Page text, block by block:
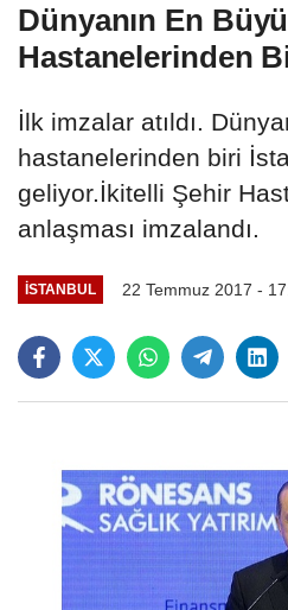
Dünyanın En
Hastanelerinden
İlk imzalar atıldı.
hastanelerinden biri
geliyor.İkitelli Şehir
anlaşması imzalandı.
İSTANBUL 22 Temmuz 2017 -